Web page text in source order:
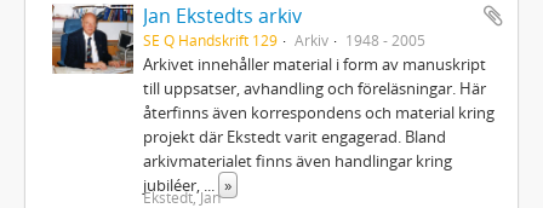
Jan Ekstedts arkiv
SE Q Handskrift 129 Arkiv 1948 - 2005
Arkivet innehåller material i form av manuskript
till uppsatser, avhandling och föreläsningar. Här
återfinns även korrespondens och material kring
projekt där Ekstedt varit engagerad. Bland
arkivmaterialet finns även handlingar kring
jubiléer,
»
Ekstedt, Jan